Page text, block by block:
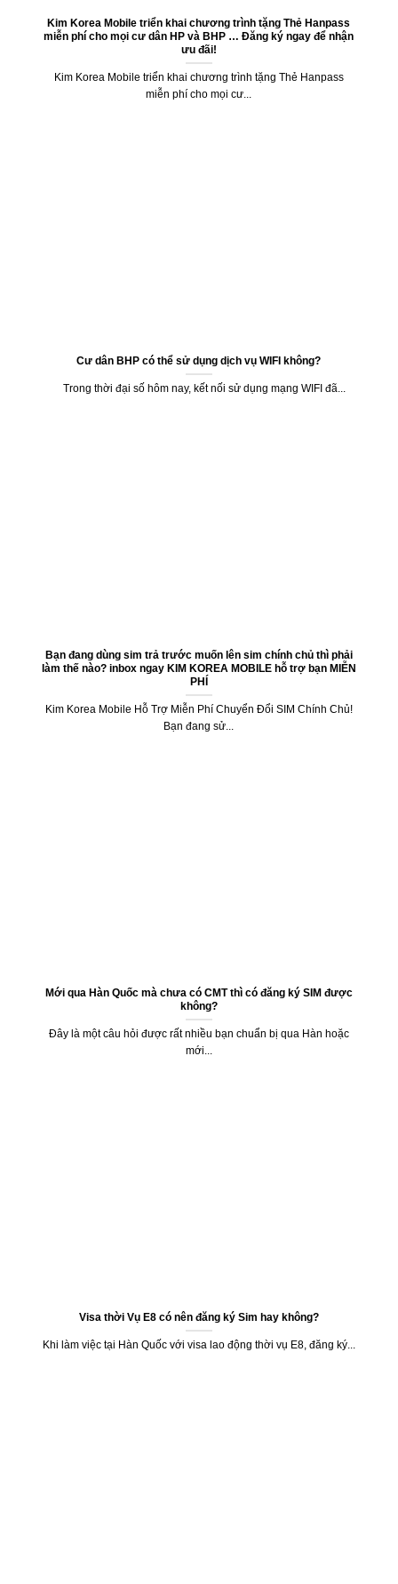
Kim Korea Mobile triển khai chương trình tặng Thẻ Hanpass
miễn phí cho mọi cư dân HP và BHP … Đăng ký ngay để nhận
ưu đãi!
Kim Korea Mobile triển khai chương trình tặng Thẻ Hanpass
miễn phí cho mọi cư...
Cư dân BHP có thể sử dụng dịch vụ WIFI không?
Trong thời đại số hôm nay, kết nối sử dụng mạng WIFI đã...
Bạn đang dùng sim trả trước muốn lên sim chính chủ thì phải
làm thế nào? inbox ngay KIM KOREA MOBILE hỗ trợ bạn MIỄN
PHÍ
Kim Korea Mobile Hỗ Trợ Miễn Phí Chuyển Đổi SIM Chính Chủ!
Bạn đang sử...
Mới qua Hàn Quốc mà chưa có CMT thì có đăng ký SIM được
không?
Đây là một câu hỏi được rất nhiều bạn chuẩn bị qua Hàn hoặc
mới...
Visa thời Vụ E8 có nên đăng ký Sim hay không?
Khi làm việc tại Hàn Quốc với visa lao động thời vụ E8, đăng ký...